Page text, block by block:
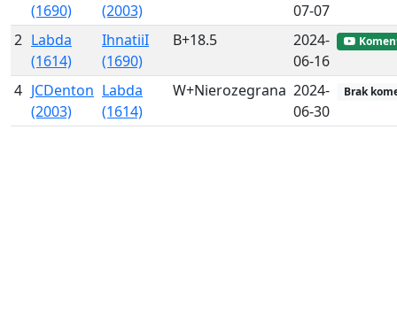
(1690)
(2003)
07-07
2 Labda
(1614)
IhnatiiI
(1690)
B+18.5
2024-
06-16
4 JCDenton
(2003)
Labda
(1614)
W+Nierozegrana 2024-
06-30
Brak